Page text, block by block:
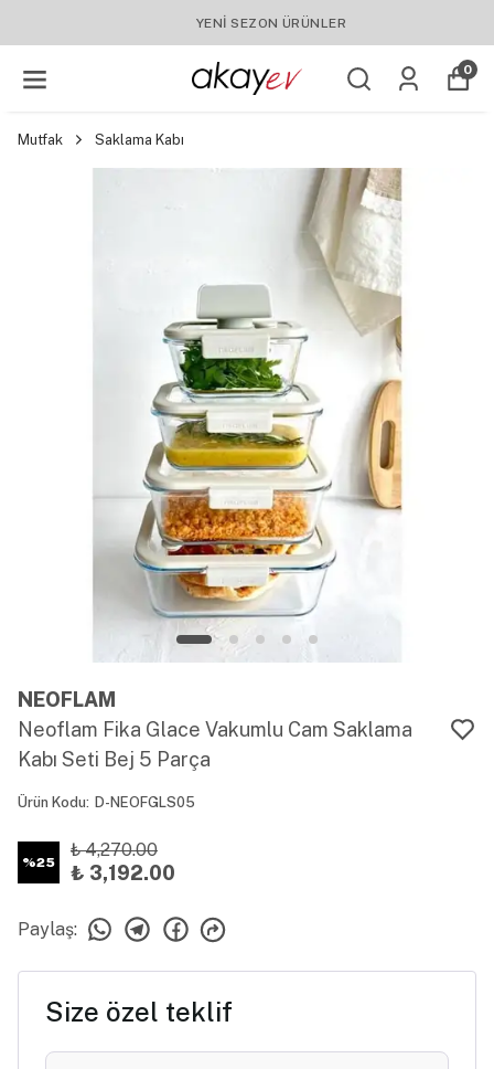
YENI SEZON ÜRÜNLER
0
Mutfak Saklama Kabı
NEOFLAM
Neoflam Fika Glace Vakumlu Cam Saklama
Kabı Seti Bej 5 Parça
Ürün Kodu: D-NEOFGLS05
%25
₺ 4,270.00
₺ 3,192.00
Paylaş:
Size özel teklif